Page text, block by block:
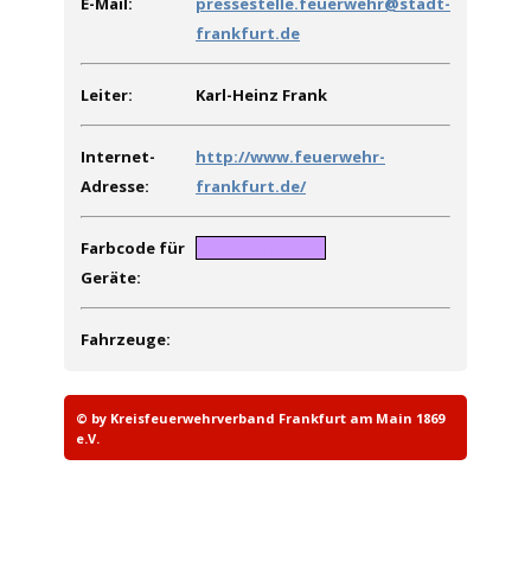
frankfurt.de
Leiter: Karl-Heinz Frank
Internet-
Adresse:
http://www.feuerwehr-
frankfurt.de/
Farbcode für
Geräte:
Fahrzeuge:
© by Kreisfeuerwehrverband Frankfurt am Main 1869
e.V.